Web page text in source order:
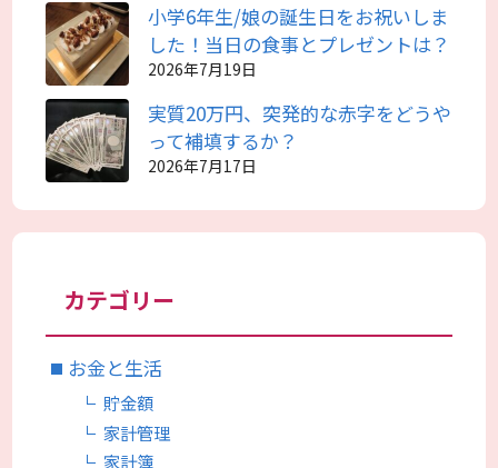
小学6年生/娘の誕生日をお祝いしま
した！当日の食事とプレゼントは？
2026年7月19日
実質20万円、突発的な赤字をどうや
って補填するか？
2026年7月17日
カテゴリー
お金と生活
貯金額
家計管理
家計簿